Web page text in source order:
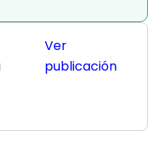
Ver
publicación